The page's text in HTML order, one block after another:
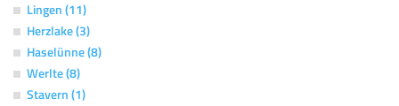
Lingen (11)
Herzlake (3)
Haselünne (8)
Werlte (8)
Stavern (1)